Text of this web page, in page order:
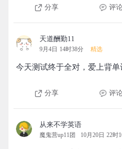
分享 评
天道酬勤11
9月4日 14时38分 精选
今天测试终于全对，爱上背单
分享 评
从来不学英语
魔鬼营up11团 10月20日 22时